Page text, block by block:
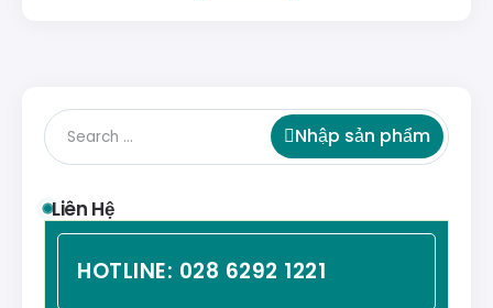
Nhập sản phẩm
Liên Hệ
HOTLINE: 028 6292 1221